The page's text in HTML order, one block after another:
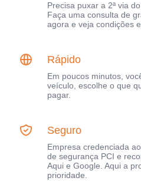
Precisa puxar a 2ª via
Faça uma consulta de
agora e veja condições
Rápido
Em poucos minutos,
veículo, escolhe o que
pagar.
Seguro
Empresa credenciada
de segurança PCI e
Aqui e Google. Aqui a
prioridade.